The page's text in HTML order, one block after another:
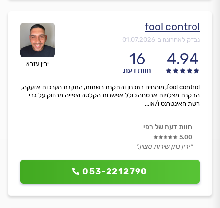
ירין עזרא
fool control
נבדק לאחרונה ב-01.07.2026
4.94
16
חוות דעת
053-2212790
fool control, מומחים בתכנון והתקנת רשתות, התקנת מערכות אזעקה,
התקנת מצלמות אבטחה כולל אפשרות הקלטה וצפייה מרחוק על גבי
רשת האינטרנט ו/או...
חוות דעת של רפי
5.00
״ירין נתן שירות מצוין.״